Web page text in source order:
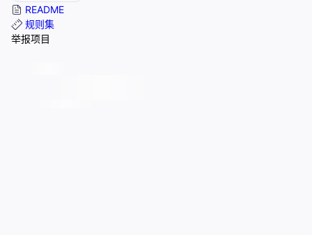
README
规则集
举报项目